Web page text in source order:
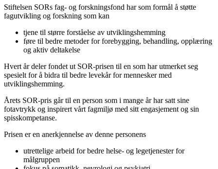
Stiftelsen SORs fag- og forskningsfond har som formål å støtte
fagutvikling og forskning som kan
tjene til større forståelse av utviklingshemming
føre til bedre metoder for forebygging, behandling, opplæring
og aktiv deltakelse
Hvert år deler fondet ut SOR-prisen til en som har utmerket seg
spesielt for å bidra til bedre levekår for mennesker med
utviklingshemming.
Årets SOR-pris går til en person som i mange år har satt sine
fotavtrykk og inspirert vårt fagmiljø med sitt engasjement og sin
spisskompetanse.
Prisen er en anerkjennelse av denne personens
utrettelige arbeid for bedre helse- og legetjenester for
målgruppen